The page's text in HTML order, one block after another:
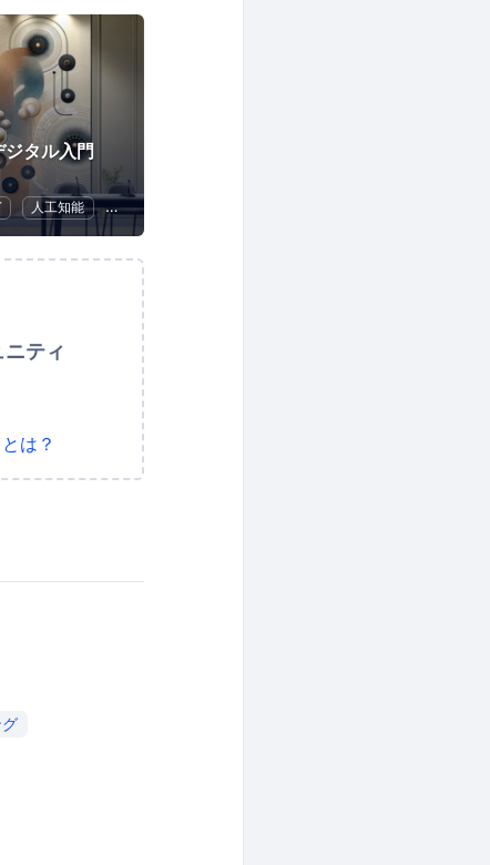
タル入門
人工知能 ChatGPT
ティ
は？